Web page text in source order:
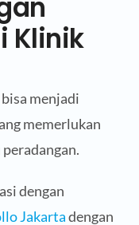
Klinik
menjadi
memerlukan
dengan
Jakartadengan